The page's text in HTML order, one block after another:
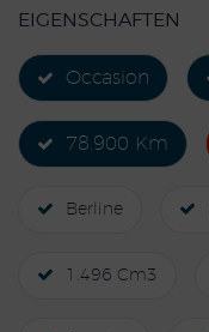
EIGENSCHAFTEN
Occasion
78.900 Km
Berline
1.496 Cm3